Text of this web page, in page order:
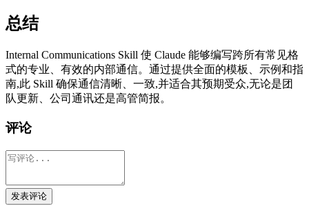
总结
Internal Communications Skill 使 Claude 能够编写跨所有常见格
式的专业、有效的内部通信。通过提供全面的模板、示例和指
南,此 Skill 确保通信清晰、一致,并适合其预期受众,无论是团
队更新、公司通讯还是高管简报。
评论
发表评论